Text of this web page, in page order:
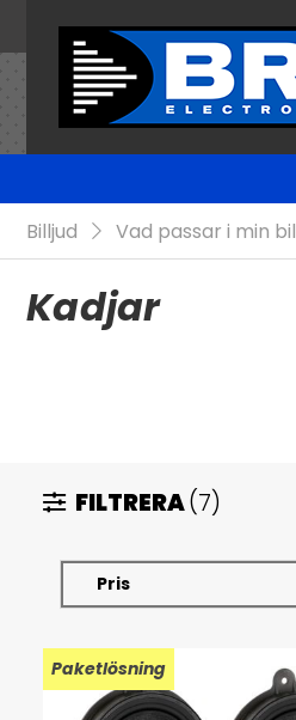
Billjud
Vad passar i min bil
Kadjar
FILTRERA(7)
Pris
Paketlösning